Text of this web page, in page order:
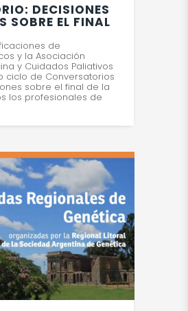
DECISIONES
SOBRE EL FINAL
de
y la Asociación
y Cuidados Paliativos
ciclo de Conversatorios
sobre el final de la
los profesionales de